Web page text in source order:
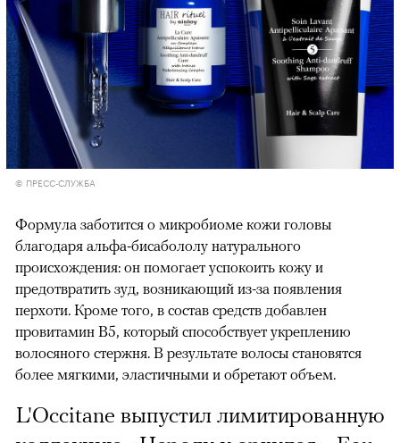
© ПРЕСС-СЛУЖБА
Формула заботится о микробиоме кожи головы
благодаря альфа-бисабололу натурального
происхождения: он помогает успокоить кожу и
предотвратить зуд, возникающий из-за появления
перхоти. Кроме того, в состав средств добавлен
провитамин B5, который способствует укреплению
волосяного стержня. В результате волосы становятся
более мягкими, эластичными и обретают объем.
L'Occitane выпустил лимитированную